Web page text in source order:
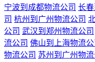
宁波到成都物流公司 长
司 杭州到广州物流公司
公司 武汉到郑州物流公司
流公司 佛山到上海物流公
物流公司 苏州到广州物流